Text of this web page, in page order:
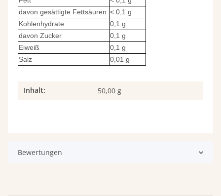
davon gesättigte Fettsäuren < 0,1 g
Kohlenhydrate
0,1 g
davon Zucker
0,1 g
Eiweiß
0,1 g
Salz
0,01 g
Produkteigenschaft
Wert
Inhalt: 50,00 g
Bewertungen